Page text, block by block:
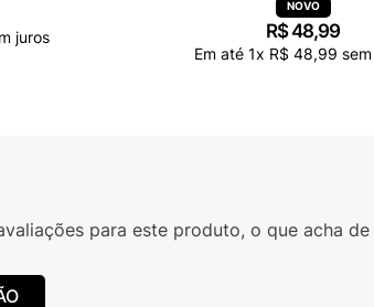
juros R$48,99
Em até 1x R$ 48,99
para este produto, o que acha de